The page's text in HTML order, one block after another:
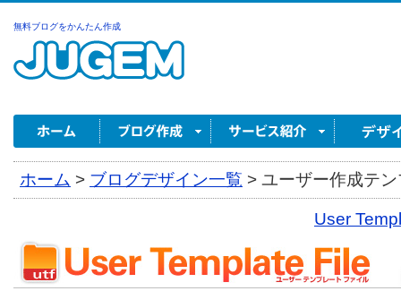
無料ブログをかんたん作成
ホーム > ブログデザイン一覧 > ユーザー作成テ
User